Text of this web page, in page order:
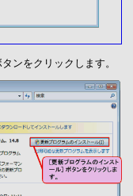
ンをクリックします。